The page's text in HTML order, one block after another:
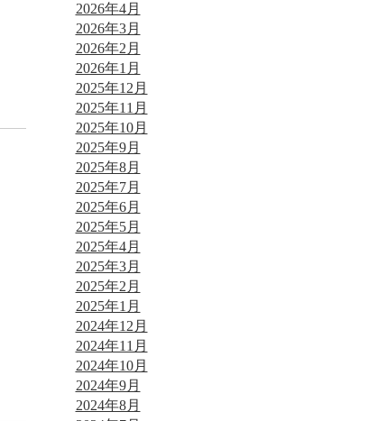
2026年4月
2026年3月
2026年2月
2026年1月
2025年12月
2025年11月
2025年10月
2025年9月
2025年8月
2025年7月
2025年6月
2025年5月
2025年4月
2025年3月
2025年2月
2025年1月
2024年12月
2024年11月
2024年10月
2024年9月
2024年8月